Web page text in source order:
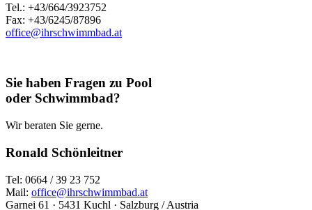
Tel.: +43/664/3923752
Fax: +43/6245/87896
office@ihrschwimmbad.at
Sie haben Fragen zu Pool
oder Schwimmbad?
Wir beraten Sie gerne.
Ronald Schönleitner
Tel: 0664 / 39 23 752
Mail: office@ihrschwimmbad.at
Garnei 61 · 5431 Kuchl · Salzburg / Austria